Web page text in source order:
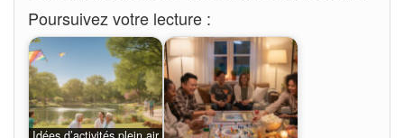
Poursuivez votre lecture :